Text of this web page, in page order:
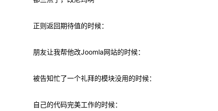
正则返回期待值的时候：
朋友让我帮他改Joomla网站的时候：
被告知忙了一个礼拜的模块没用的时候：
自己的代码完美工作的时候：